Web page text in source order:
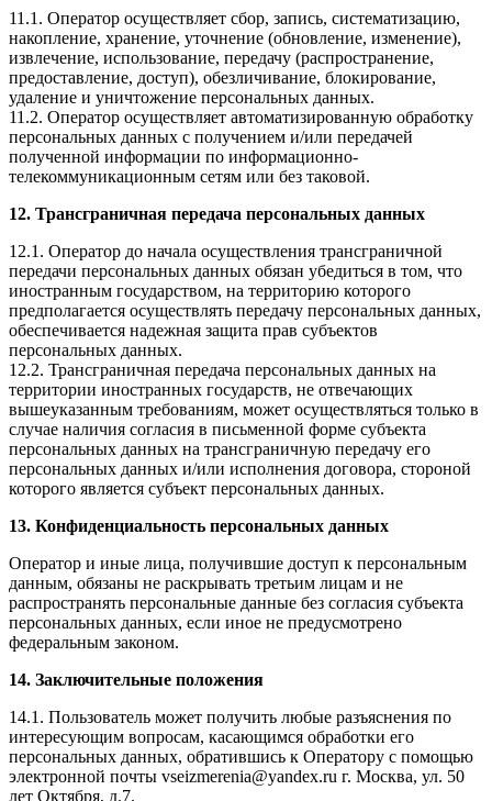
11.1. Оператор осуществляет сбор, запись, систематизацию,
накопление, хранение, уточнение (обновление, изменение),
извлечение, использование, передачу (распространение,
предоставление, доступ), обезличивание, блокирование,
удаление и уничтожение персональных данных.
11.2. Оператор осуществляет автоматизированную обработку
персональных данных с получением и/или передачей
полученной информации по информационно-
телекоммуникационным сетям или без таковой.
12. Трансграничная передача персональных данных
12.1. Оператор до начала осуществления трансграничной
передачи персональных данных обязан убедиться в том, что
иностранным государством, на территорию которого
предполагается осуществлять передачу персональных данных,
обеспечивается надежная защита прав субъектов
персональных данных.
12.2. Трансграничная передача персональных данных на
территории иностранных государств, не отвечающих
вышеуказанным требованиям, может осуществляться только в
случае наличия согласия в письменной форме субъекта
персональных данных на трансграничную передачу его
персональных данных и/или исполнения договора, стороной
которого является субъект персональных данных.
13. Конфиденциальность персональных данных
Оператор и иные лица, получившие доступ к персональным
данным, обязаны не раскрывать третьим лицам и не
распространять персональные данные без согласия субъекта
персональных данных, если иное не предусмотрено
федеральным законом.
14. Заключительные положения
14.1. Пользователь может получить любые разъяснения по
интересующим вопросам, касающимся обработки его
персональных данных, обратившись к Оператору с помощью
электронной почты vseizmerenia@yandex.ru г. Москва, ул. 50
лет Октября, д.7.